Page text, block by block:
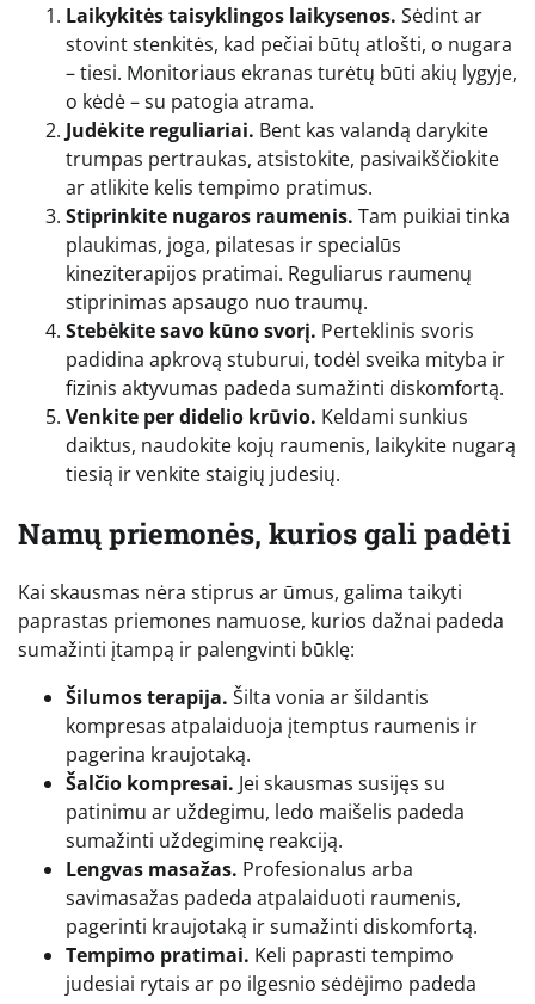
Laikykitės taisyklingos laikysenos. Sėdint ar
stovint stenkitės, kad pečiai būtų atlošti, o nugara
– tiesi. Monitoriaus ekranas turėtų būti akių lygyje,
o kėdė – su patogia atrama.
Judėkite reguliariai. Bent kas valandą darykite
trumpas pertraukas, atsistokite, pasivaikščiokite
ar atlikite kelis tempimo pratimus.
Stiprinkite nugaros raumenis. Tam puikiai tinka
plaukimas, joga, pilatesas ir specialūs
kineziterapijos pratimai. Reguliarus raumenų
stiprinimas apsaugo nuo traumų.
Stebėkite savo kūno svorį. Perteklinis svoris
padidina apkrovą stuburui, todėl sveika mityba ir
fizinis aktyvumas padeda sumažinti diskomfortą.
Venkite per didelio krūvio. Keldami sunkius
daiktus, naudokite kojų raumenis, laikykite nugarą
tiesią ir venkite staigių judesių.
Namų priemonės, kurios gali padėti
Kai skausmas nėra stiprus ar ūmus, galima taikyti
paprastas priemones namuose, kurios dažnai padeda
sumažinti įtampą ir palengvinti būklę:
Šilumos terapija. Šilta vonia ar šildantis
kompresas atpalaiduoja įtemptus raumenis ir
pagerina kraujotaką.
Šalčio kompresai. Jei skausmas susijęs su
patinimu ar uždegimu, ledo maišelis padeda
sumažinti uždegiminę reakciją.
Lengvas masažas. Profesionalus arba
savimasažas padeda atpalaiduoti raumenis,
pagerinti kraujotaką ir sumažinti diskomfortą.
Tempimo pratimai. Keli paprasti tempimo
judesiai rytais ar po ilgesnio sėdėjimo padeda